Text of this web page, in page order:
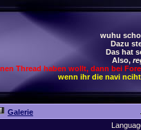
wuhu
Dazu
Das hat
Also,
Thread haben wollt, dann bei
wenn ihr die navi
Galerie